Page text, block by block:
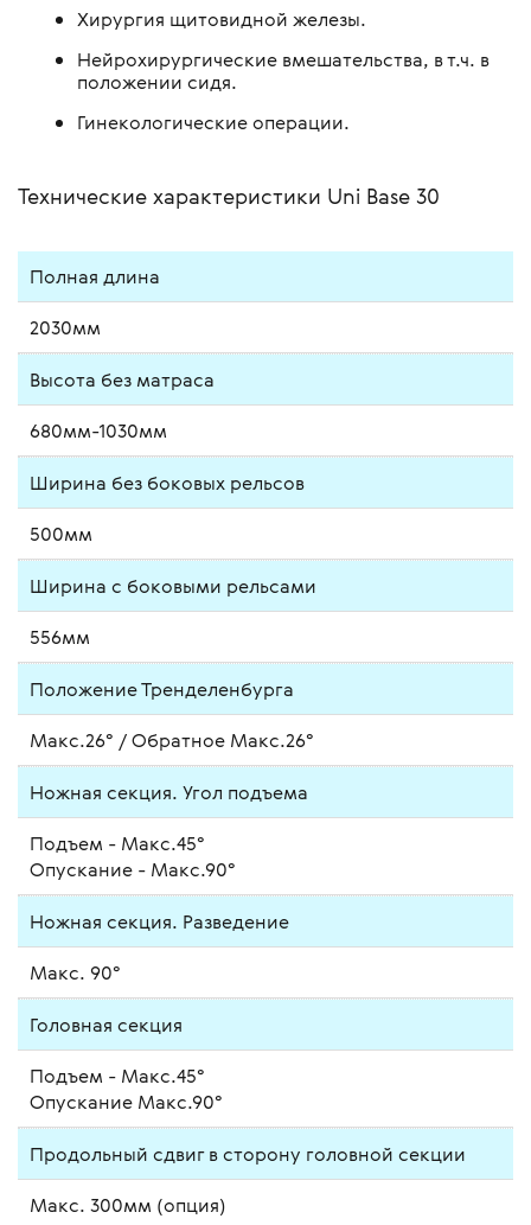
Хирургия щитовидной железы.
Нейрохирургические вмешательства, в т.ч. в
положении сидя.
Гинекологические операции.
Технические характеристики Uni Base 30
Полная длина
2030мм
Высота без матраса
680мм-1030мм
Ширина без боковых рельсов
500мм
Ширина с боковыми рельсами
556мм
Положение Тренделенбурга
Макс.26° / Обратное Макс.26°
Ножная секция. Угол подъема
Подъем - Макс.45°
Опускание - Макс.90°
Ножная секция. Разведение
Макс. 90°
Головная секция
Подъем - Макс.45°
Опускание Макс.90°
Продольный сдвиг в сторону головной секции
Макс. 300мм (опция)